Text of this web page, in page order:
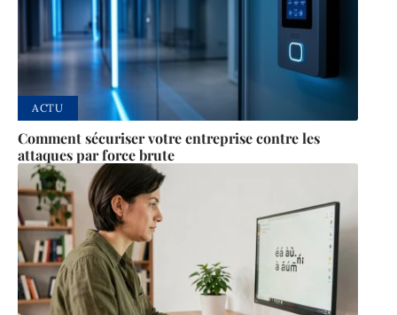
ACTU
Comment sécuriser votre entreprise contre les
attaques par force brute